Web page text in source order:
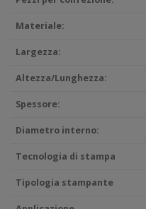
Materiale:
Largezza:
Altezza/Lunghezza:
Spessore:
Diametro interno:
Tecnologia di stampa
Tipologia stampante